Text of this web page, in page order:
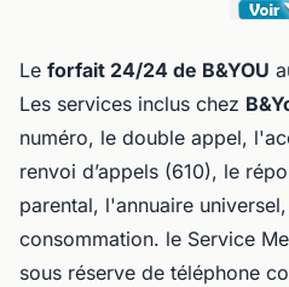
Le forfait 24/24 de B&YOU
Les services inclus chez
numéro, le double appel,
renvoi d’appels (610), le
parental, l'annuaire
consommation. le Service
sous réserve de téléphone